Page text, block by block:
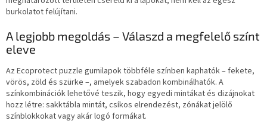
burkolatot felújítani.
A legjobb megoldás – Válaszd a megfelelő színt
eleve
Az Ecoprotect puzzle gumilapok többféle színben kaphatók – fekete,
vörös, zöld és szürke –, amelyek szabadon kombinálhatók. A
színkombinációk lehetővé teszik, hogy egyedi mintákat és dizájnokat
hozz létre: sakktábla mintát, csíkos elrendezést, zónákat jelölő
színblokkokat vagy akár logó formákat.